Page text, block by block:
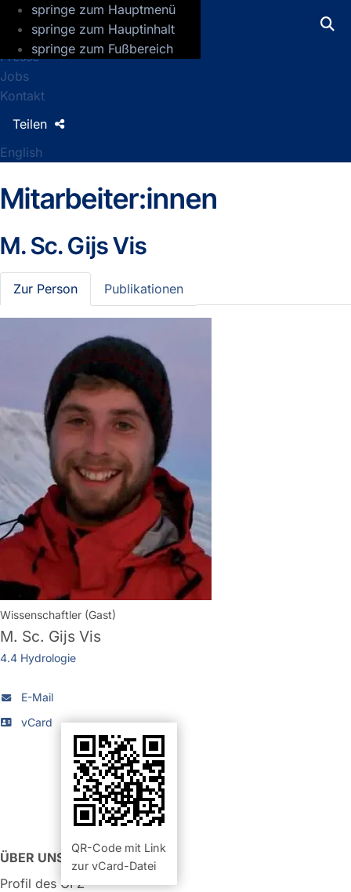
springe zum Hauptmenü
springe zum Hauptinhalt
springe zum Fußbereich
GFZ Helmholtz-Zentrum für
Presse
Jobs
Kontakt
English
Teilen
Mitarbeiter:innen
M. Sc.Gijs Vis
Zur Person Publikationen
Wissenschaftler (Gast)
M. Sc. Gijs Vis
4.4 Hydrologie
E-Mail
vCard
QR-Code mit Link
zur vCard-Datei
ÜBER UNS
Profil des GFZ